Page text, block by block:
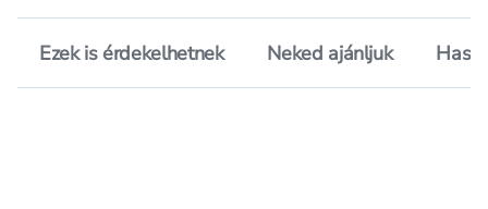
Ezek is érdekelhetnek Neked ajánljuk